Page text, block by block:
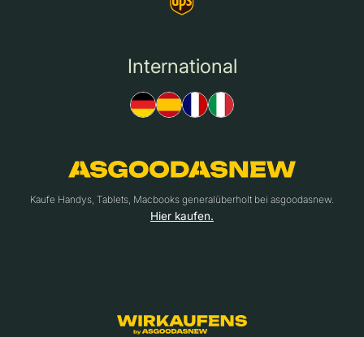
International
Kaufe Handys, Tablets, Macbooks generalüberholt bei asgoodasnew.
Hier kaufen.